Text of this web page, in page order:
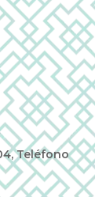
Teléfono